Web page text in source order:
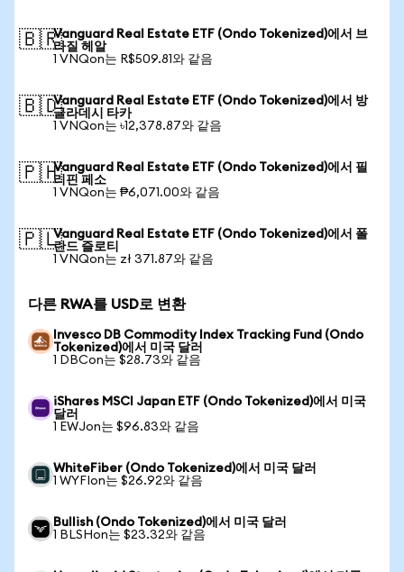
🇧🇷Vanguard Real Estate ETF (Ondo Tokenized)에서 브
라질 헤알
1 VNQon는 R$509.81와 같음
🇧🇩Vanguard Real Estate ETF (Ondo Tokenized)에서 방
글라데시 타카
1 VNQon는 ৳12,378.87와 같음
🇵🇭Vanguard Real Estate ETF (Ondo Tokenized)에서 필
리핀 페소
1 VNQon는 ₱6,071.00와 같음
🇵🇱Vanguard Real Estate ETF (Ondo Tokenized)에서 폴
란드 즐로티
1 VNQon는 zł 371.87와 같음
다른 RWA를 USD로 변환
Invesco DB Commodity Index Tracking Fund (Ondo
Tokenized)에서 미국 달러
1 DBCon는 $28.73와 같음
iShares MSCI Japan ETF (Ondo Tokenized)에서 미국
달러
1 EWJon는 $96.83와 같음
WhiteFiber (Ondo Tokenized)에서 미국 달러
1 WYFIon는 $26.92와 같음
Bullish (Ondo Tokenized)에서 미국 달러
1 BLSHon는 $23.32와 같음